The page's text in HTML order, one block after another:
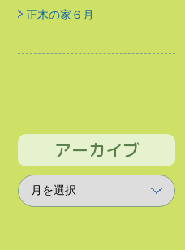
正木の家６月
アーカイブ